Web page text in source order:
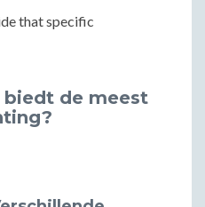
that specific
de meest